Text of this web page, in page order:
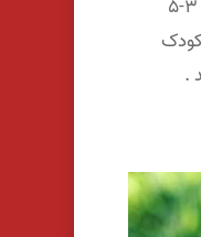
شما را گوش ندهند ولی حالتهای که منجر به ناهنجاری شود را ندارد که این موارد به دلیل سن کودک است و تا ۳-۵
.